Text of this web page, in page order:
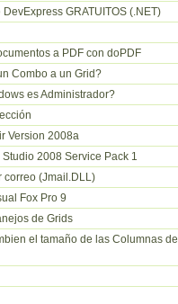
GRATUITOS (.NET)
a PDF con doPDF
Combo a un Grid?
es Administrador?
Version 2008a
2008 Service Pack 1
correo (Jmail.DLL)
Fox Pro 9
de Grids
el tamaño de las Columnas de